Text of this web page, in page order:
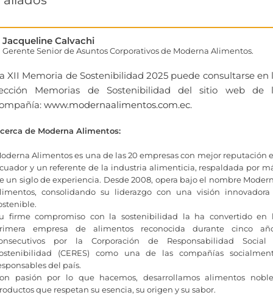
Jacqueline Calvachi
Gerente Senior de Asuntos Corporativos de Moderna Alimentos.
XII Memoria de Sostenibilidad 2025 puede consultarse en
Memorias de Sostenibilidad del sitio web de
www.modernaalimentos.com.ec.
de Moderna Alimentos:
Alimentos es una de las 20 empresas con mejor reputación
y un referente de la industria alimenticia, respaldada por
un siglo de experiencia. Desde 2008, opera bajo el nombre
consolidando su liderazgo con una visión
firme compromiso con la sostenibilidad la ha convertido en
empresa de alimentos reconocida durante cinco
por la Corporación de Responsabilidad Social
(CERES) como una de las compañías
del país.
pasión por lo que hacemos, desarrollamos alimentos
que respetan su esencia, su origen y su sabor.